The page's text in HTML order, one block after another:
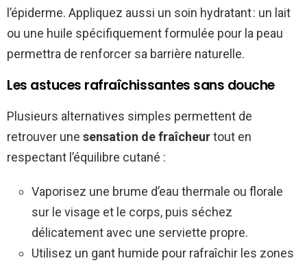
l’épiderme. Appliquez aussi un soin hydratant : un lait
ou une huile spécifiquement formulée pour la peau
permettra de renforcer sa barrière naturelle.
Les astuces rafraîchissantes sans douche
Plusieurs alternatives simples permettent de
retrouver une sensation de fraîcheurtout en
respectant l’équilibre cutané :
Vaporisez une brume d’eau thermale ou florale
sur le visage et le corps, puis séchez
délicatement avec une serviette propre.
Utilisez un gant humide pour rafraîchir les zones